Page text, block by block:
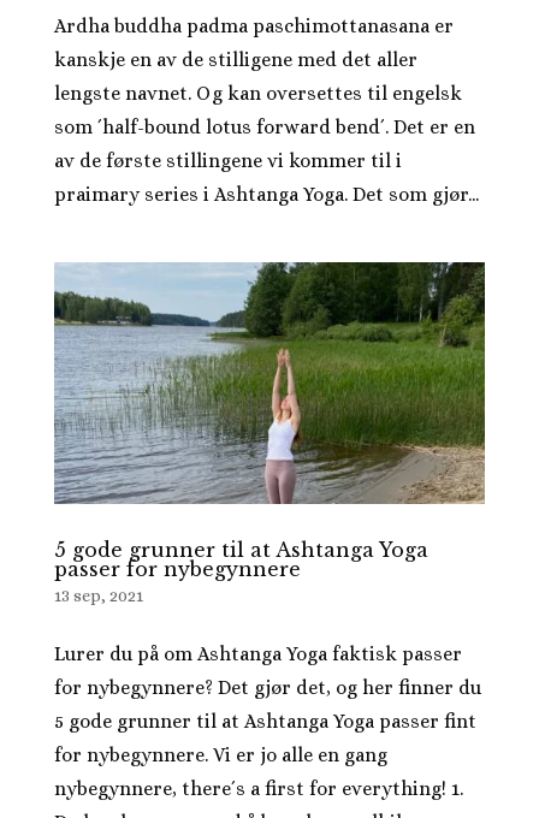
Ardha buddha padma paschimottanasana er
kanskje en av de stilligene med det aller
lengste navnet. Og kan oversettes til engelsk
som ´half-bound lotus forward bend´. Det er en
av de første stillingene vi kommer til i
praimary series i Ashtanga Yoga. Det som gjør...
5 gode grunner til at Ashtanga Yoga
passer for nybegynnere
13 sep, 2021
Lurer du på om Ashtanga Yoga faktisk passer
for nybegynnere? Det gjør det, og her finner du
5 gode grunner til at Ashtanga Yoga passer fint
for nybegynnere. Vi er jo alle en gang
nybegynnere, there´s a first for everything! 1.